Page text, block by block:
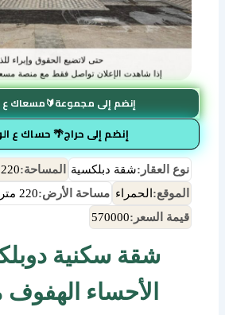
إنضم إلى مجموعة🔰مسعاك ع
إنضم إلى حراج🌴 حساك ع
نوع العقار:شقة دبلكسية المساحة:220
الموقع: الحمراء مساحة الأرض:220 متر مربع
قيمة السعر:570000
شقة سكنية
الأحساء